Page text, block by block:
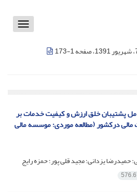
Toggle
پشتیبان خلق ارزش و کیفیت خدمات بر
درکشور (مطالعه موردی: موسسه مالی
یزدانی؛ مجید قلی پور؛ حمزه رایج